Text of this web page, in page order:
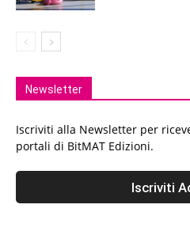
Newsletter
Iscriviti alla Newsletter per
portali di BitMAT Edizioni.